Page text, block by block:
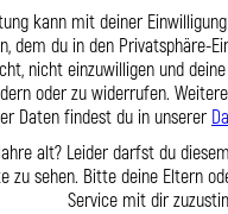
kann mit deiner
dem du in den Privatsphäre-
nicht einzuwilligen und
oder zu widerrufen.
Daten findest du in unserer
alt? Leider darfst du
zu sehen. Bitte deine Eltern
Service mit dir